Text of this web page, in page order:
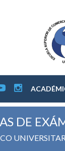
DE